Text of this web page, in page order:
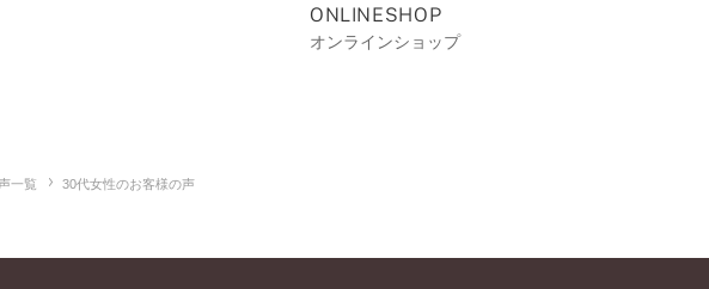
ONLINESHOP
オンラインショップ
一覧 30代女性のお客様の声